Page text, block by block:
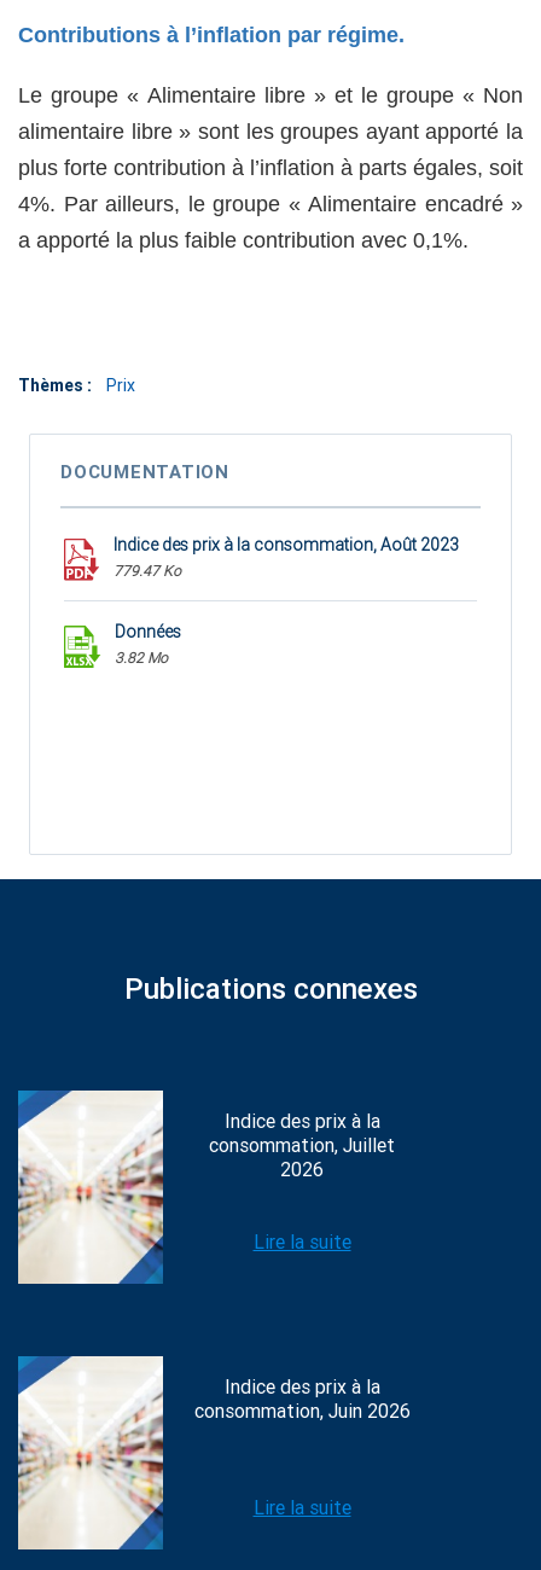
Contributions à l’inflation par régime.
Le groupe « Alimentaire libre » et le groupe « Non
alimentaire libre » sont les groupes ayant apporté la
plus forte contribution à l’inflation à parts égales, soit
4%. Par ailleurs, le groupe « Alimentaire encadré »
a apporté la plus faible contribution avec 0,1%.
Thèmes : Prix
DOCUMENTATION
Indice des prix à la consommation, Août 2023
779.47 Ko
Données
3.82 Mo
Publications connexes
Indice des prix à la
consommation, Juillet
2026
Lire la suite
Indice des prix à la
consommation, Juin 2026
Lire la suite